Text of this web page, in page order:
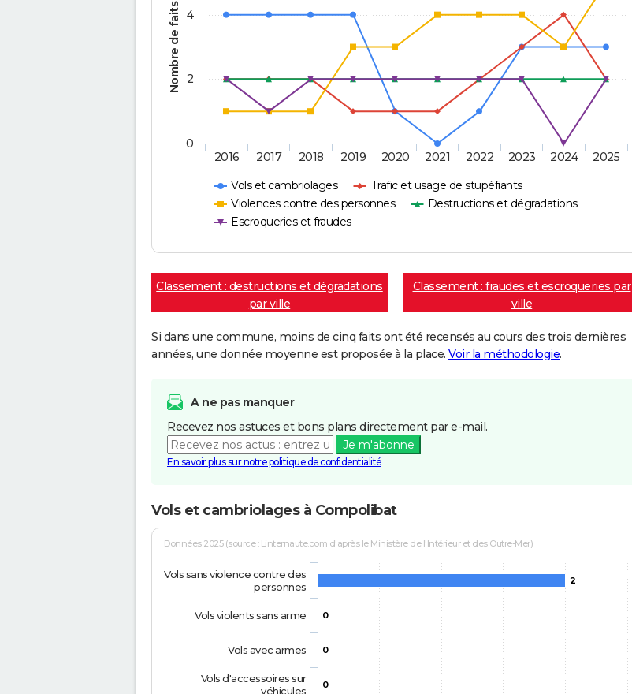
Nombre de faits
Vols et cambriolages
Trafic et usage de stupéfiants
Violences contre des personnes
Destructions et dégradations
Escroqueries et fraudes
2016 2017 2018 2019 2020 2021 2022 2023 2024 2025
0
2
4
Classement : destructions et dégradations
par ville
Classement : fraudes et escroqueries par
ville
Si dans une commune, moins de cinq faits ont été recensés au cours des trois dernières
années, une donnée moyenne est proposée à la place. Voir la méthodologie.
A ne pas manquer
Recevez nos astuces et bons plans directement par e-mail.
Je m'abonne
En savoir plus sur notre politique de confidentialité
Vols et cambriolages à Compolibat
Données 2025 (source : Linternaute.com d'après le Ministère de l'Intérieur et des Outre-Mer)
2
0
0
0
Vols sans violence contre des
personnes
Vols violents sans arme
Vols avec armes
Vols d'accessoires sur
véhicules